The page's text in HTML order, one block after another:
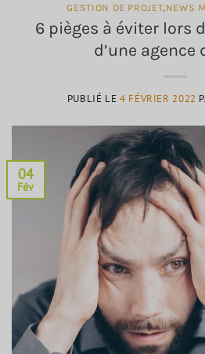
GESTION DE PROJET, NEWS
6 pièges à éviter lors
d’une agence
PUBLIÉ LE 4 FÉVRIER 2022
04
Fév